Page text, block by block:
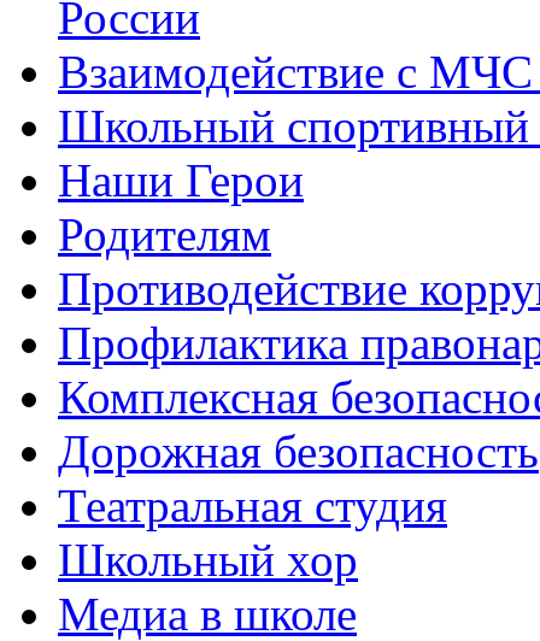
России
Взаимодействие с
Школьный
Наши Герои
Родителям
Противодействие
Профилактика
Комплексная
Дорожная безопасность
Театральная студия
Школьный хор
Медиа в школе